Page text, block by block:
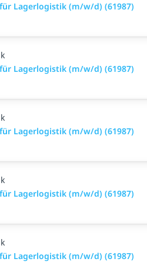
Lagerlogistik (m/w/d) (61987)
Lagerlogistik (m/w/d) (61987)
Lagerlogistik (m/w/d) (61987)
Lagerlogistik (m/w/d) (61987)
Lagerlogistik (m/w/d) (61987)